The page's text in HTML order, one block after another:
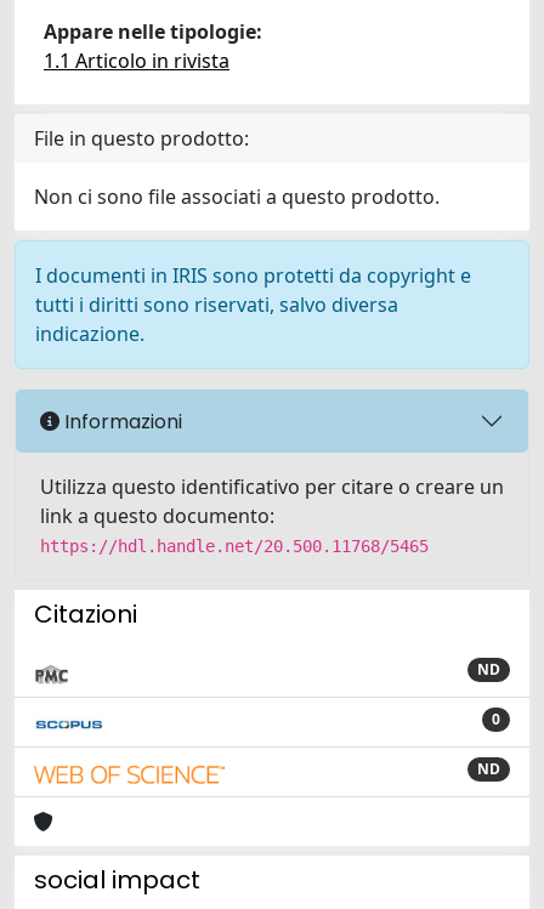
Appare nelle tipologie:
1.1 Articolo in rivista
File in questo prodotto:
Non ci sono file associati a questo prodotto.
I documenti in IRIS sono protetti da copyright e
tutti i diritti sono riservati, salvo diversa
indicazione.
Informazioni
Utilizza questo identificativo per citare o creare un
link a questo documento:
https://hdl.handle.net/20.500.11768/5465
Citazioni
ND
0
ND
social impact